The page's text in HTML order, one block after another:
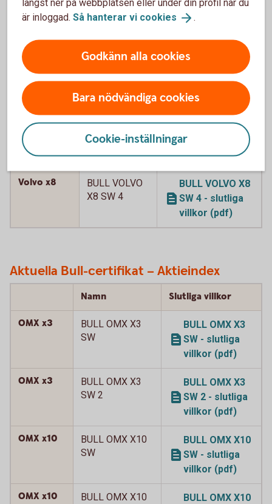
Volvo x8
BULL VOLVO
X8 SW
BULL VOLVO X8
SW - slutliga
villkor (pdf)
Volvo x8
X8 SW 2
BULL VOLVO X8
SW 2 - slutliga
villkor (pdf)
Volvo x8
BULL VOLVO
X8 SW 3
BULL VOLVO X8
SW 3 - slutliga
villkor (pdf)
Volvo x8
BULL VOLVO
X8 SW 4
BULL VOLVO X8
SW 4 - slutliga
villkor (pdf)
Aktuella Bull-certifikat – Aktieindex
Namn Slutliga villkor
OMX x3
BULL OMX X3
SW
BULL OMX X3
SW - slutliga
villkor (pdf)
OMX x3
BULL OMX X3
SW 2
BULL OMX X3
SW 2 - slutliga
villkor (pdf)
OMX x10
BULL OMX X10
SW
BULL OMX X10
SW - slutliga
villkor (pdf)
OMX x10
BULL OMX X10
BULL OMX X10
längst ner på webbplatsen eller under din profil när du
är inloggad. Så hanterar vi cookies .
Godkänn alla cookies
Bara nödvändiga cookies
Cookie-inställningar